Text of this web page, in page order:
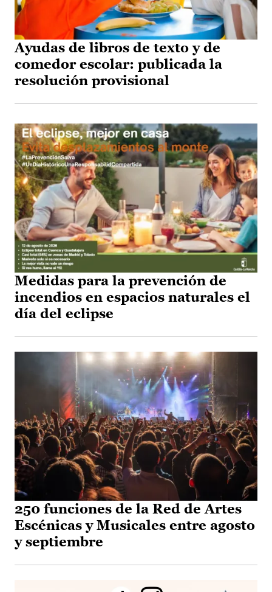
Ayudas de libros de texto y de
comedor escolar: publicada la
resolución provisional
Medidas para la prevención de
incendios en espacios naturales el
día del eclipse
250 funciones de la Red de Artes
Escénicas y Musicales entre agosto
y septiembre